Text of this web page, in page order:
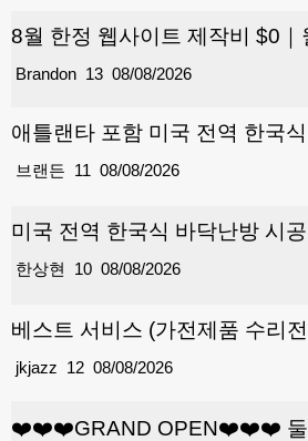
8월 한정 웹사이트 제작비 $0｜
13
Brandon 08/08/2026
애틀랜타 포함 미국 전역 한국
11
브랜든 08/08/2026
미국 전역 한국식 바닥난방 시
10
한상현 08/08/2026
베스트 서비스 (가전제품 수리
12
jkjazz 08/08/2026
❤️❤️❤️GRAND OPEN❤️❤️❤️ 둘루